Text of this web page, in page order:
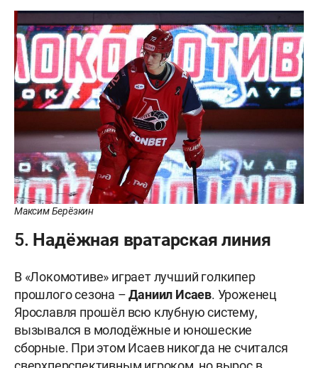
Максим Берёзкин
5. Надёжная вратарская линия
В «Локомотиве» играет лучший голкипер
прошлого сезона –Даниил Исаев. Уроженец
Ярославля прошёл всю клубную систему,
вызывался в молодёжные и юношеские
сборные. При этом Исаев никогда не считался